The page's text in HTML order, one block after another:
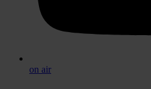
on air